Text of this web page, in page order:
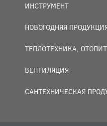
ИНСТРУМЕНТ
НОВОГОДНЯЯ
ТЕПЛОТЕХНИКА,
ВЕНТИЛЯЦИЯ
САНТЕХНИЧЕСКАЯ